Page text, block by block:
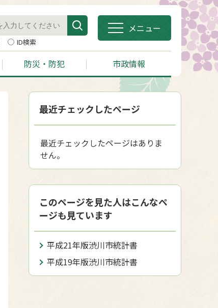
ID検索
メニュー
防災・防犯 市政情報
最近チェックしたページ
最近チェックしたページはありま
せん。
このページを見た人はこんなペ
ージも見ています
平成21年版渋川市統計書
平成19年版渋川市統計書